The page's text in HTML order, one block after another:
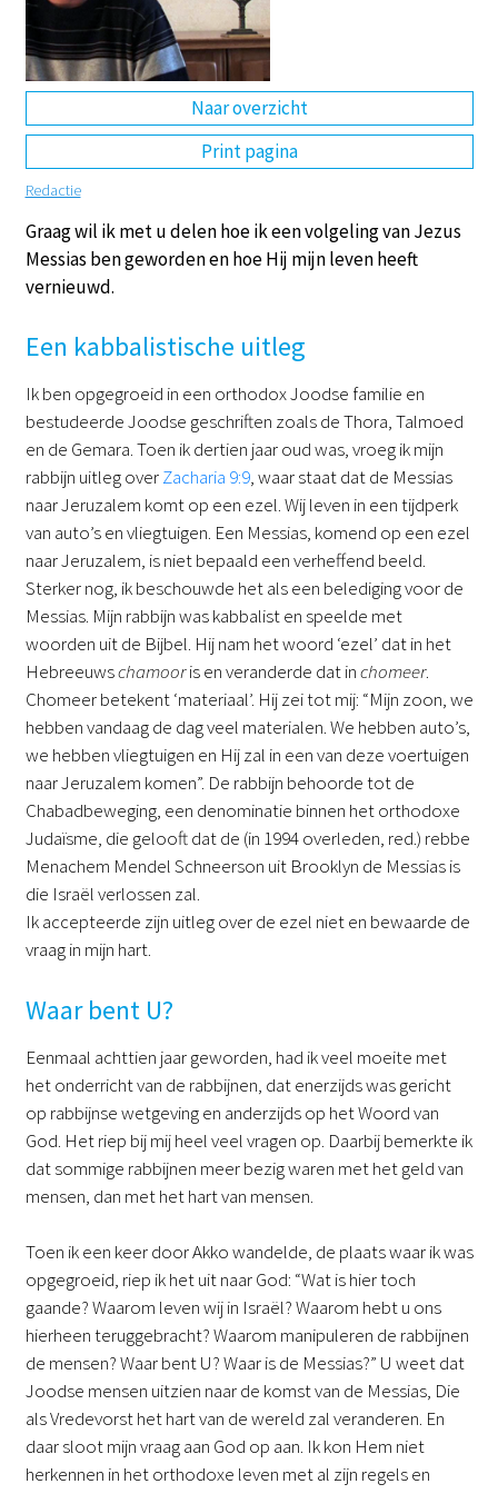
Naar overzicht
Print pagina
Redactie
Graag wil ik met u delen hoe ik een volgeling van Jezus
Messias ben geworden en hoe Hij mijn leven heeft
vernieuwd.
Een kabbalistische uitleg
Ik ben opgegroeid in een orthodox Joodse familie en
bestudeerde Joodse geschriften zoals de Thora, Talmoed
en de Gemara. Toen ik dertien jaar oud was, vroeg ik mijn
rabbijn uitleg overZacharia 9:9, waar staat dat de Messias
naar Jeruzalem komt op een ezel. Wij leven in een tijdperk
van auto’s en vliegtuigen. Een Messias, komend op een ezel
naar Jeruzalem, is niet bepaald een verheffend beeld.
Sterker nog, ik beschouwde het als een belediging voor de
Messias. Mijn rabbijn was kabbalist en speelde met
woorden uit de Bijbel. Hij nam het woord ‘ezel’ dat in het
Hebreeuwschamooris en veranderde dat inchomeer.
Chomeer betekent ‘materiaal’. Hij zei tot mij: “Mijn zoon, we
hebben vandaag de dag veel materialen. We hebben auto’s,
we hebben vliegtuigen en Hij zal in een van deze voertuigen
naar Jeruzalem komen”. De rabbijn behoorde tot de
Chabadbeweging, een denominatie binnen het orthodoxe
Judaïsme, die gelooft dat de (in 1994 overleden, red.) rebbe
Menachem Mendel Schneerson uit Brooklyn de Messias is
die Israël verlossen zal.
Ik accepteerde zijn uitleg over de ezel niet en bewaarde de
vraag in mijn hart.
Waar bent U?
Eenmaal achttien jaar geworden, had ik veel moeite met
het onderricht van de rabbijnen, dat enerzijds was gericht
op rabbijnse wetgeving en anderzijds op het Woord van
God. Het riep bij mij heel veel vragen op. Daarbij bemerkte ik
dat sommige rabbijnen meer bezig waren met het geld van
mensen, dan met het hart van mensen.
Toen ik een keer door Akko wandelde, de plaats waar ik was
opgegroeid, riep ik het uit naar God: “Wat is hier toch
gaande? Waarom leven wij in Israël? Waarom hebt u ons
hierheen teruggebracht? Waarom manipuleren de rabbijnen
de mensen? Waar bent U? Waar is de Messias?” U weet dat
Joodse mensen uitzien naar de komst van de Messias, Die
als Vredevorst het hart van de wereld zal veranderen. En
daar sloot mijn vraag aan God op aan. Ik kon Hem niet
herkennen in het orthodoxe leven met al zijn regels en
DE EN